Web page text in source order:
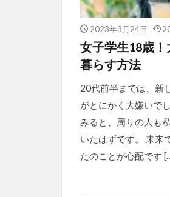
2023年3月24日
女子学生18歳
暮らす方法
20代前半までは、新
がとにかく大嫌いで
みると、周りの人も
いたはずです。 未来
たのことが心配です